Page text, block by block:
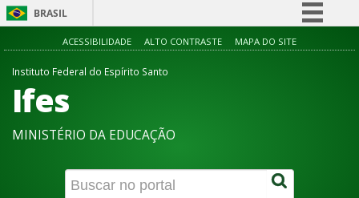
BRASIL
Simplifique!
Canais
ACESSIBILIDADE ALTO CONTRASTE MAPA DO SITE
Instituto Federal do Espírito Santo
Ifes
MINISTÉRIO DA EDUCAÇÃO